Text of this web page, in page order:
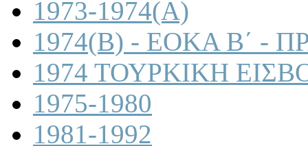
1973-1974(A)
1974(B) - ΕΟΚΑ Β΄ -
1974 ΤΟΥΡΚΙΚΗ
1975-1980
1981-1992